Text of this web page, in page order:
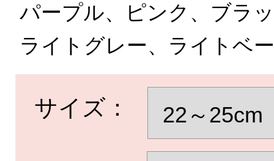
パープル、ピンク、ブラ
ライトグレー、ライトベ
サイズ：